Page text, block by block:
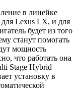
в линейке
Lexus LX, и для
будет из того
станут помогать
мощность
что работать она
Stage Hybrid
установку в